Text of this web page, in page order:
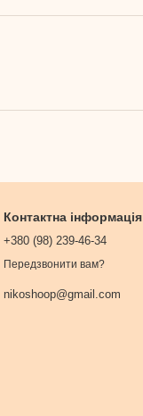
Контактна інформація
+380 (98) 239-46-34
Передзвонити вам?
nikoshoop@gmail.com